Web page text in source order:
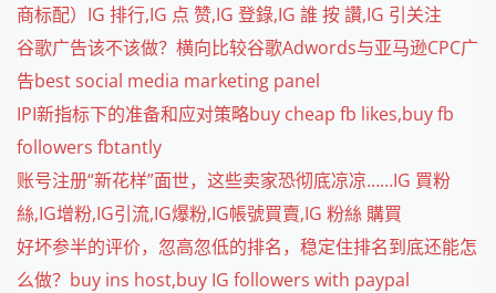
商标配）IG 排行,IG 点 赞,IG 登錄,IG 誰 按 讚,IG 引关注
谷歌广告该不该做？横向比较谷歌Adwords与亚马逊CPC广
告best social media marketing panel
IPI新指标下的准备和应对策略buy cheap fb likes,buy fb
followers fbtantly
账号注册“新花样”面世，这些卖家恐彻底凉凉……IG 買粉
絲,IG增粉,IG引流,IG爆粉,IG帳號買賣,IG 粉絲 購買
好坏参半的评价，忽高忽低的排名，稳定住排名到底还能怎
么做？buy ins host,buy IG followers with paypal